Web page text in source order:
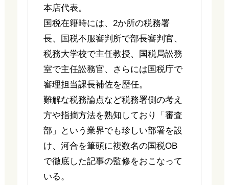
本店代表。
国税在籍時には、2か所の税務署
長、国税不服審判所で部長審判官、
税務大学校で主任教授、国税局訟務
室で主任訟務官、さらには国税庁で
審理担当課長補佐を歴任。
難解な税務論点など税務署側の考え
方や指摘方法を熟知しており「審査
部」という業界でも珍しい部署を設
け、河合を筆頭に複数名の国税OB
で徹底した記事の監修をおこなって
いる。